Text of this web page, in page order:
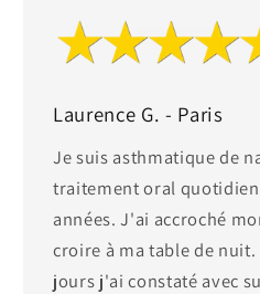
Laurence G. - Paris
Je suis asthmatique de
traitement oral
années. J'ai accroché
croire à ma table de
jours j'ai constaté avec